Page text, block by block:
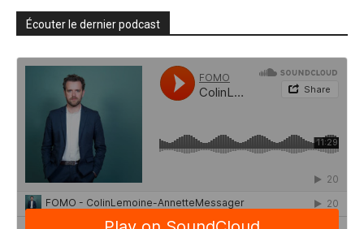
Écouter le dernier podcast